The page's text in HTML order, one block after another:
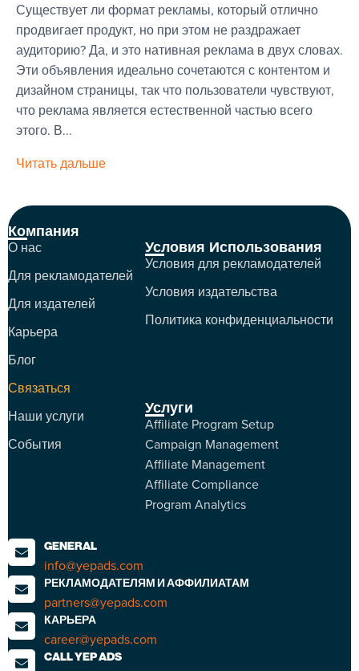
Существует ли формат рекламы, который отлично
продвигает продукт, но при этом не раздражает
аудиторию? Да, и это нативная реклама в двух словах.
Эти объявления идеально сочетаются с контентом и
дизайном страницы, так что пользователи чувствуют,
что реклама является естественной частью всего
этого. В...
Читать дальше
Компания
О нас
Для рекламодателей
Для издателей
Карьера
Блог
Связаться
Наши услуги
События
Условия Использования
Условия для рекламодателей
Условия издательства
Политика конфиденциальности
Услуги
Affiliate Program Setup
Campaign Management
Affiliate Management
Affiliate Compliance
Program Analytics
GENERAL
info@yepads.com
РЕКЛАМОДАТЕЛЯМ И АФФИЛИАТАМ
partners@yepads.com
КАРЬЕРА
career@yepads.com
CALL YEP ADS